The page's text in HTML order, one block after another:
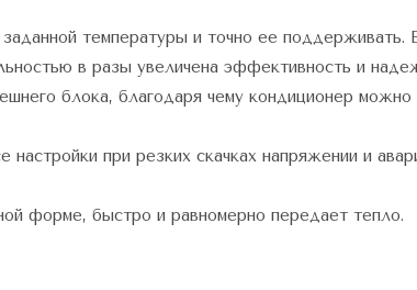
температуры и точно ее поддерживать.
в разы увеличена эффективность и
блока, благодаря чему кондиционер можно
настройки при резких скачках напряжении и
форме, быстро и равномерно передает тепло.